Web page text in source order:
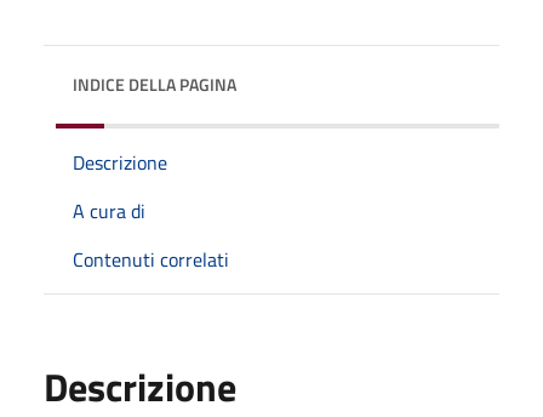
INDICE DELLA PAGINA
Descrizione
A cura di
Contenuti correlati
Descrizione